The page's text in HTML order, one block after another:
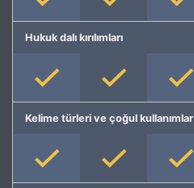
Hukuk dalı kırılımları
Kelime türleri ve çoğul kullanımlar